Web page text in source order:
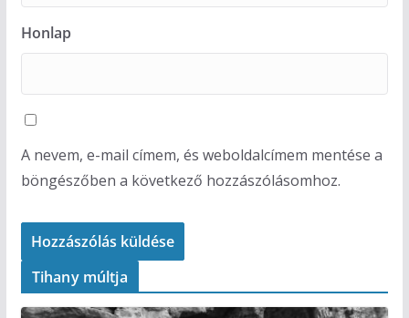
Honlap
A nevem, e-mail címem, és weboldalcímem mentése a
böngészőben a következő hozzászólásomhoz.
Tihany múltja